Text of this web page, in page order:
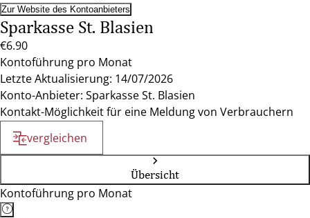
Zur Website des Kontoanbieters
Sparkasse St. Blasien
€6.90
Kontoführung pro Monat
Letzte Aktualisierung: 14/07/2026
Konto-Anbieter: Sparkasse St. Blasien
Kontakt-Möglichkeit für eine Meldung von Verbrauchern
vergleichen
Übersicht
Kontoführung pro Monat